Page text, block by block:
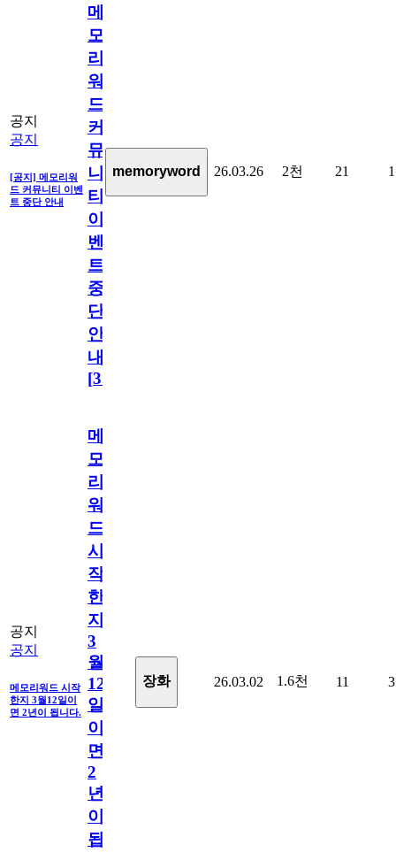
공지
공지
[공지] 메모리워
드 커뮤니티 이벤
트 중단 안내
메
모
리
워
드
커
뮤
니
티
이
벤
트
중
단
안
내
[31
memoryword 26.03.26 2천 21 1
공지
공지
메모리워드 시작
한지 3월12일이
면 2년이 됩니다.
메
모
리
워
드
시
작
한
지
3
월
12
일
이
면
2
년
이
됩
장화 26.03.02 1.6천 11 3